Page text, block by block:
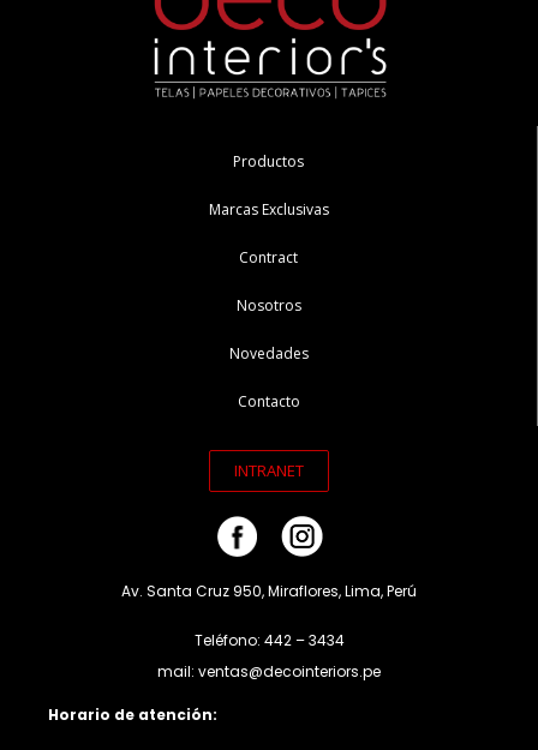
Productos
Marcas Exclusivas
Contract
Nosotros
Novedades
Contacto
INTRANET
Av. Santa Cruz 950, Miraflores, Lima, Perú
Teléfono: 442 – 3434
mail: ventas@decointeriors.pe
Horario de atención: